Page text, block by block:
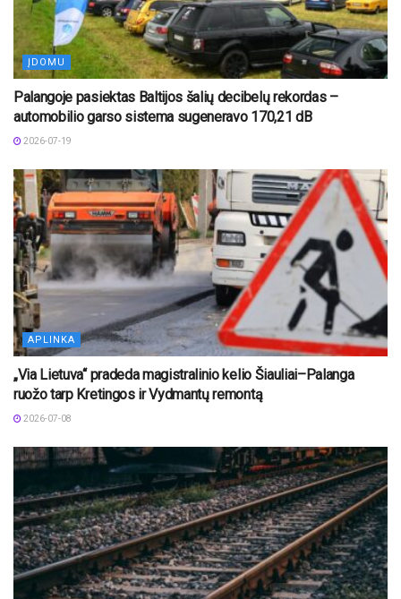
ĮDOMU
Palangoje pasiektas Baltijos šalių decibelų rekordas –
automobilio garso sistema sugeneravo 170,21 dB
2026-07-19
APLINKA
„Via Lietuva“ pradeda magistralinio kelio Šiauliai–Palanga
ruožo tarp Kretingos ir Vydmantų remontą
2026-07-08